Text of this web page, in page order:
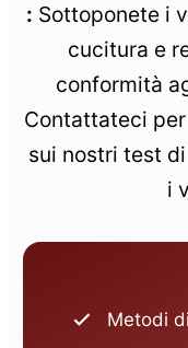
: Sottoponete i
cucitura e
conformità
Contattateci
sui nostri test
i
Metodi